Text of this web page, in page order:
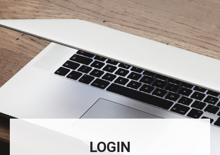
LOGIN